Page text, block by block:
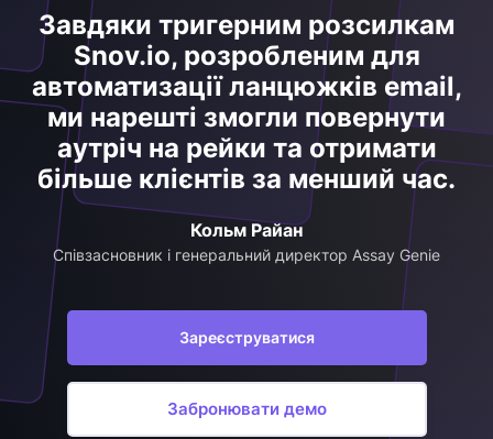
Завдяки тригерним розсилкам
Snov.io, розробленим для
автоматизації ланцюжків email,
ми нарешті змогли повернути
аутріч на рейки та отримати
більше клієнтів за менший час.
Кольм Райан
Співзасновник і генеральний директор Assay Genie
Зареєструватися
Забронювати демо